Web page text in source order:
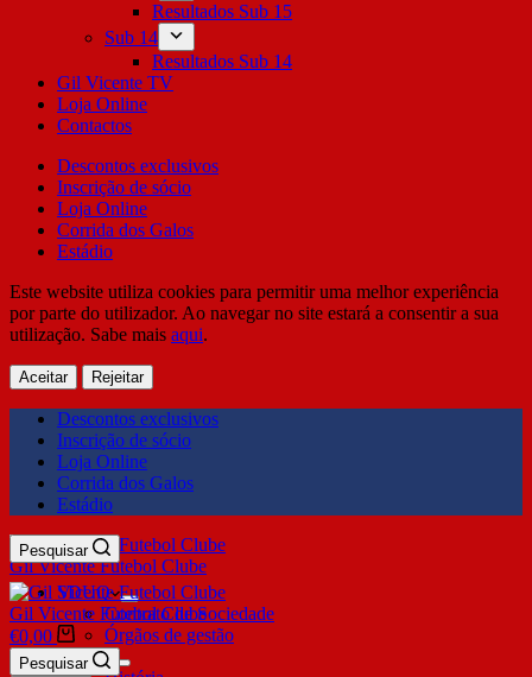
Resultados Sub 15
Sub 14
Resultados Sub 14
Gil Vicente TV
Loja Online
Contactos
Descontos exclusivos
Inscrição de sócio
Loja Online
Corrida dos Galos
Estádio
Este website utiliza cookies para permitir uma melhor experiência
por parte do utilizador. Ao navegar no site estará a consentir a sua
utilização. Sabe mais aqui.
Aceitar Rejeitar
Descontos exclusivos
Inscrição de sócio
Loja Online
Corrida dos Galos
Estádio
Gil Vicente Futebol Clube
Pesquisar
SDUQ
Contrato de Sociedade
Órgãos de gestão
Clube
Gil Vicente Futebol Clube
€0,00
Pesquisar